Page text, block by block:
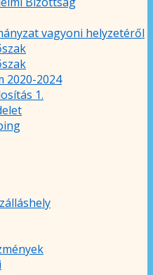
vagyoni helyzetéről
2020-2024
1.